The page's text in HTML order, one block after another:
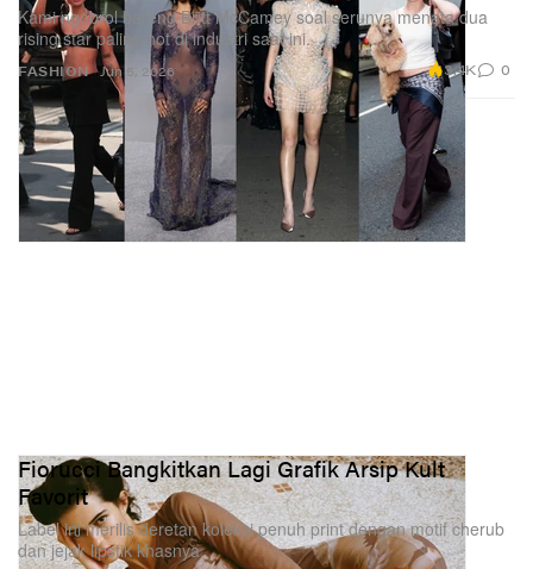
FASHION
Kami ngobrol bareng Britt McCamey soal serunya menata dua
rising star paling hot di industri saat ini.
Jun 5, 2026 3.4K 0
Fiorucci Bangkitkan Lagi Grafik Arsip Kult
Favorit
Label ini merilis deretan koleksi penuh print dengan motif cherub
dan jejak lipstik khasnya.